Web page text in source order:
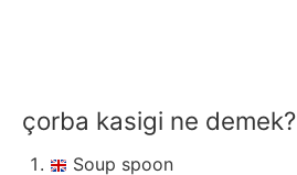
çorba kasigi ne demek?
Soup spoon